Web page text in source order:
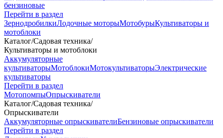
бензиновые
Перейти в раздел
ЗернодробилкиЛодочные моторыМотобурыКультиваторы и
мотоблоки
Каталог/Садовая техника/
Культиваторы и мотоблоки
Аккумуляторные
культиваторыМотоблокиМотокультиваторыЭлектрические
культиваторы
Перейти в раздел
МотопомпыОпрыскиватели
Каталог/Садовая техника/
Опрыскиватели
Аккумуляторные опрыскивателиБензиновые опрыскиватели
Перейти в раздел